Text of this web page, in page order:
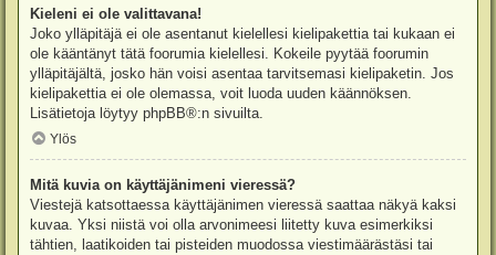
Kieleni ei ole valittavana!
Joko ylläpitäjä ei ole asentanut kielellesi kielipakettia tai kukaan ei
ole kääntänyt tätä foorumia kielellesi. Kokeile pyytää foorumin
ylläpitäjältä, josko hän voisi asentaa tarvitsemasi kielipaketin. Jos
kielipakettia ei ole olemassa, voit luoda uuden käännöksen.
Lisätietoja löytyy phpBB®:n sivuilta.
Ylös
Mitä kuvia on käyttäjänimeni vieressä?
Viestejä katsottaessa käyttäjänimen vieressä saattaa näkyä kaksi
kuvaa. Yksi niistä voi olla arvonimeesi liitetty kuva esimerkiksi
tähtien, laatikoiden tai pisteiden muodossa viestimäärästäsi tai